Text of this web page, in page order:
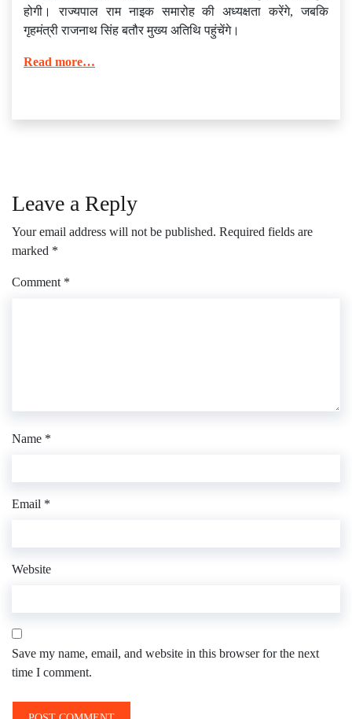
होगी। राज्यपाल राम नाइक समारोह की अध्यक्षता करेंगे, जबकि
गृहमंत्री राजनाथ सिंह बतौर मुख्य अतिथि पहुंचेंगे।
Read more…
Leave a Reply
Your email address will not be published. Required fields are
marked *
Comment *
Name *
Email *
Website
Save my name, email, and website in this browser for the next
time I comment.